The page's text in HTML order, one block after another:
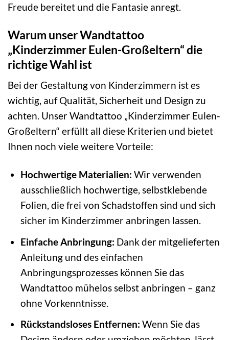
Freude bereitet und die Fantasie anregt.
Warum unser Wandtattoo
„Kinderzimmer Eulen-Großeltern“ die
richtige Wahl ist
Bei der Gestaltung von Kinderzimmern ist es
wichtig, auf Qualität, Sicherheit und Design zu
achten. Unser Wandtattoo „Kinderzimmer Eulen-
Großeltern“ erfüllt all diese Kriterien und bietet
Ihnen noch viele weitere Vorteile:
Hochwertige Materialien: Wir verwenden
ausschließlich hochwertige, selbstklebende
Folien, die frei von Schadstoffen sind und sich
sicher im Kinderzimmer anbringen lassen.
Einfache Anbringung: Dank der mitgelieferten
Anleitung und des einfachen
Anbringungsprozesses können Sie das
Wandtattoo mühelos selbst anbringen – ganz
ohne Vorkenntnisse.
Rückstandsloses Entfernen: Wenn Sie das